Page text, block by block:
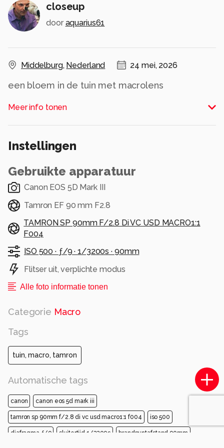
closeup
door aquarius61
Middelburg, Nederland 24 mei, 2026
een bloem in de tuin met macrolens
Alle rechten voorbehouden
Meer info tonen
Instellingen
Gebruikte apparatuur
Canon EOS 5D Mark III
Tamron EF 90 mm F2.8
TAMRON SP 90mm F/2.8 Di VC USD MACRO1:1
F004
ISO 500 · ƒ/9 ·1/3200s · 90mm
Flitser uit, verplichte modus
Alle foto informatie tonen
Categorie Macro
Tags
tuin, macro, tamron
Automatische tags
canon canon eos 5d mark iii
tamron sp 90mm f/2.8 di vc usd macro1:1 f004 iso 500
diafragma ƒ/9 sluitertijd 1/3200s brandpuntafstand 90mm